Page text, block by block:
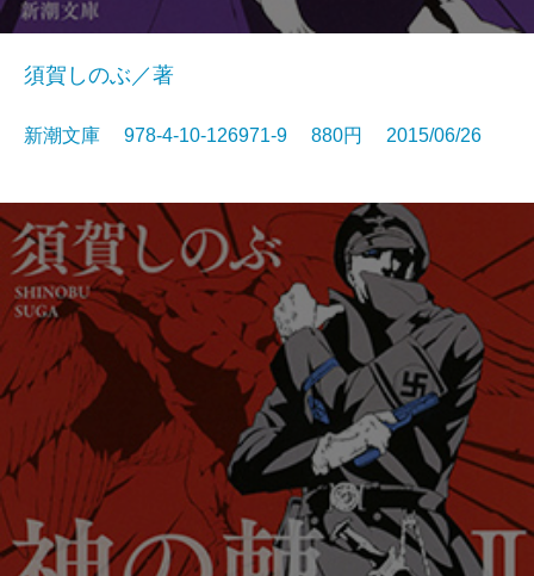
須賀しのぶ／著
新潮文庫 978-4-10-126971-9 880円 2015/06/26